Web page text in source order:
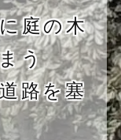
庭の木
う
路を塞